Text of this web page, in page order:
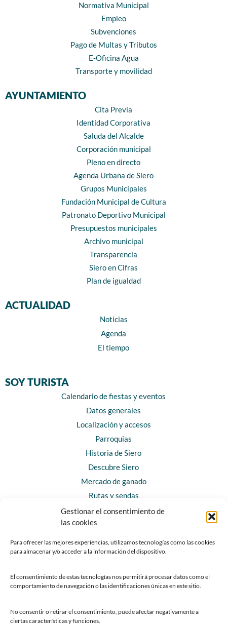
Gestionar el consentimiento de
las cookies
Para ofrecer las mejores experiencias, utilizamos tecnologías como las cookies
para almacenar y/o acceder a la información del dispositivo.
El consentimiento de estas tecnologías nos permitirá procesar datos como el
comportamiento de navegación o las identificaciones únicas en este sitio.
No consentir o retirar el consentimiento, puede afectar negativamente a
ciertas características y funciones.
Normativa Municipal
Empleo
Subvenciones
Pago de Multas y Tributos
E-Oficina Agua
Transporte y movilidad
AYUNTAMIENTO
Cita Previa
Identidad Corporativa
Saluda del Alcalde
Corporación municipal
Pleno en directo
Agenda Urbana de Siero
Grupos Municipales
Fundación Municipal de Cultura
Patronato Deportivo Municipal
Presupuestos municipales
Archivo municipal
Transparencia
Siero en Cifras
Plan de igualdad
ACTUALIDAD
Noticias
Agenda
El tiempo
SOY TURISTA
Calendario de fiestas y eventos
Datos generales
Localización y accesos
Parroquias
Historia de Siero
Descubre Siero
Mercado de ganado
Rutas y sendas
Horarios y contacto
Teléfonos de interés
Chatbot Siero
SEDES ELECTRÓNICAS
Sede del Ayuntamiento de Siero